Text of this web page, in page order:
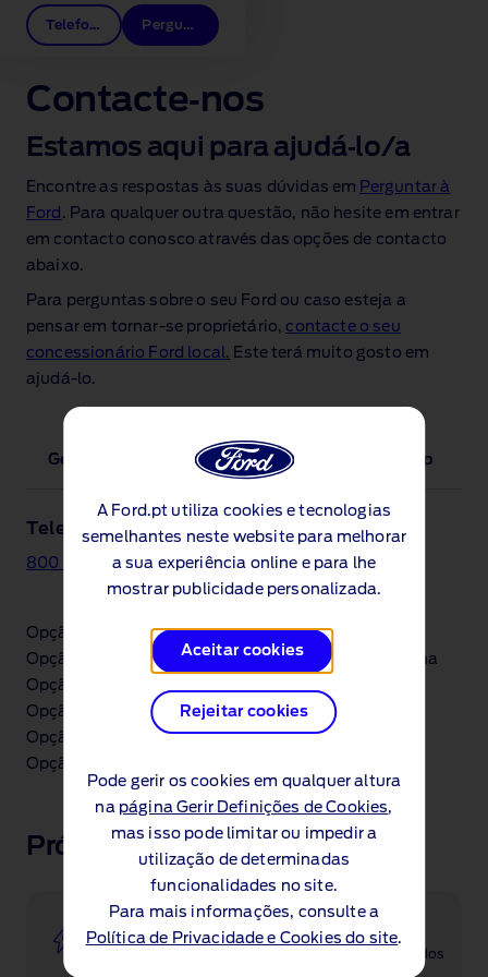
A Ford.pt utiliza cookies e tecnologias
semelhantes neste website para melhorar
a sua experiência online e para lhe
mostrar publicidade personalizada.
Aceitar cookies
Rejeitar cookies
Pode gerir os cookies em qualquer altura
na página Gerir Definições de Cookies,
mas isso pode limitar ou impedir a
utilização de determinadas
funcionalidades no site.
Para mais informações, consulte a
Política de Privacidade e Cookies do site.
Telefonamos-lhe Pergunte à Ford
Contacte‑nos
Estamos aqui para ajudá‑lo/a
Encontre as respostas às suas dúvidas em Perguntar à
Ford . Para qualquer outra questão, não hesite em entrar
em contacto conosco através das opções de contacto
abaixo.
Para perguntas sobre o seu Ford ou caso esteja a
pensar em tornar‑se proprietário, contacte o seu
concessionário Ford local. Este terá muito gosto em
ajudá‑lo.
Geral Financiamento Frota Ford App
Telefone
800 210 373(número gratuito)
Opção 1 – Assistência em viagem Ford
Opção 2 – Atenção ao cliente ou Marcação de oficina
Opção 3 – Informação dos nossos modelos
Opção 4 – Modelos elétricos ou apoio online
Opção 5 – Ford Credit
Opção 6 – Falar com um operador
Próximos passos
Elétricos e híbridos
Pesquise a nossa gama de veículos elétricos e híbridos